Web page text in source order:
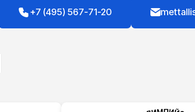
+7 (495) 567-71-20